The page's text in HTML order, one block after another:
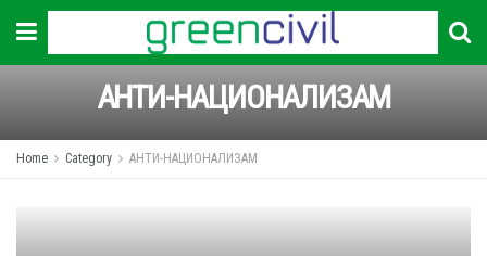
АНТИ-НАЦИОНАЛИЗАМ
Home Category АНТИ-НАЦИОНАЛИЗАМ